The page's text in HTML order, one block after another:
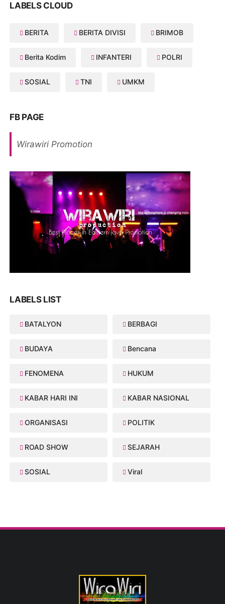
LABELS CLOUD
BERITA BERITA DIVISI BRIMOB
Berita Kodim INFANTERI POLRI
SOSIAL TNI UMKM
FB PAGE
Wirawiri Promotion
LABELS LIST
BATALYON BERBAGI
BUDAYA Bencana
FENOMENA HUKUM
KABAR HARI INI KABAR NASIONAL
ORGANISASI POLITIK
ROAD SHOW SEJARAH
SOSIAL Viral